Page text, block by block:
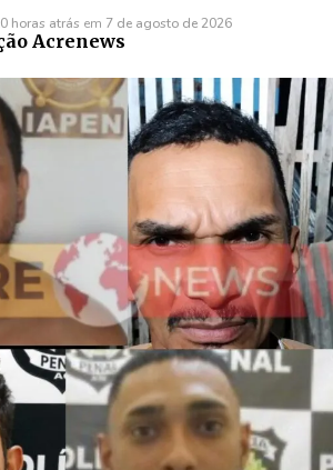
horas atrás em 7 de agosto de 2026
Acrenews